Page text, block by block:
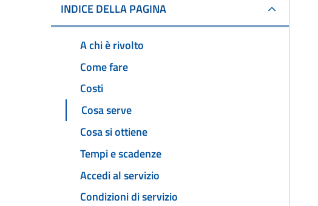
INDICE DELLA PAGINA
A chi è rivolto
Come fare
Costi
Cosa serve
Cosa si ottiene
Tempi e scadenze
Accedi al servizio
Condizioni di servizio